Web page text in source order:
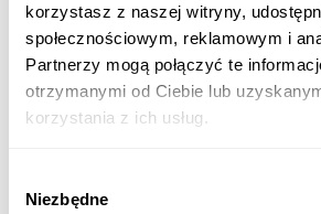
korzystasz z naszej witryny,
społecznościowym, reklamowym i
Partnerzy mogą połączyć te
otrzymanymi od Ciebie lub
korzystania z ich usług.
zgody
Niezbędne